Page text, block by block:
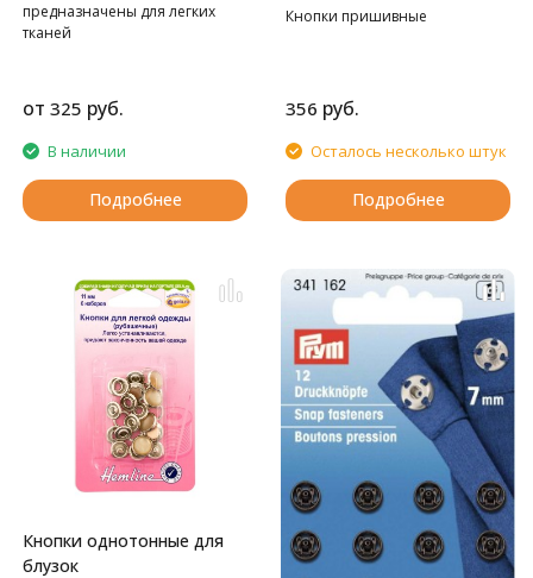
предназначены для легких
тканей
от 325 руб.
В наличии
Подробнее
Кнопки пришивные
356 руб.
Осталось несколько штук
Подробнее
Кнопки однотонные для
блузок